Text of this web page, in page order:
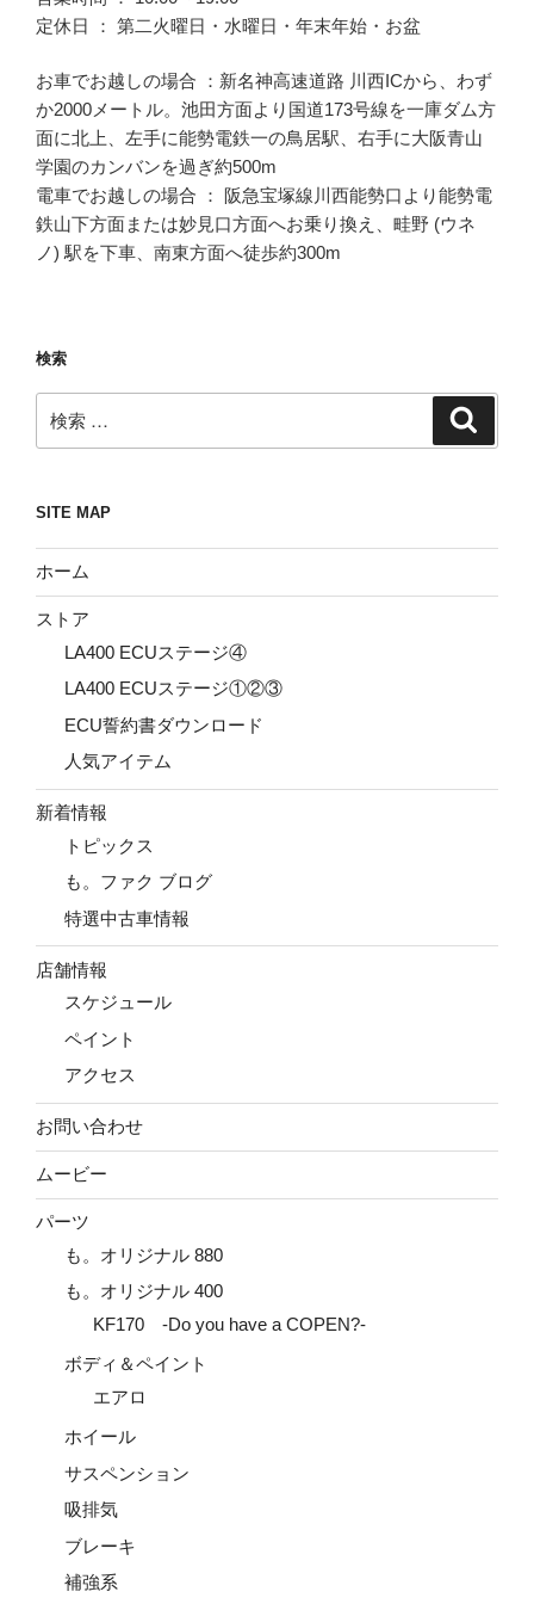
定休日 ： 第二火曜日・水曜日・年末年始・お盆
お車でお越しの場合 ：新名神高速道路 川西ICから、わず
か2000メートル。池田方面より国道173号線を一庫ダム方
面に北上、左手に能勢電鉄一の鳥居駅、右手に大阪青山
学園のカンバンを過ぎ約500m
電車でお越しの場合 ： 阪急宝塚線川西能勢口より能勢電
鉄山下方面または妙見口方面へお乗り換え、畦野 (ウネ
ノ) 駅を下車、南東方面へ徒歩約300m
検索
索:
SITE MAP
ホーム
ストア
LA400 ECUステージ④
LA400 ECUステージ①②③
ECU誓約書ダウンロード
人気アイテム
新着情報
トピックス
も。ファク ブログ
特選中古車情報
店舗情報
スケジュール
ペイント
アクセス
お問い合わせ
ムービー
パーツ
も。オリジナル 880
も。オリジナル 400
KF170 -Do you have a COPEN?-
ボディ＆ペイント
エアロ
ホイール
サスペンション
吸排気
ブレーキ
補強系